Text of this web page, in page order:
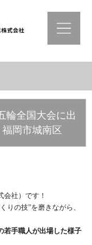
輪全国大会に出
岡市城南区
社）です！
りの技”を磨きながら、
若手職人が出場した様子